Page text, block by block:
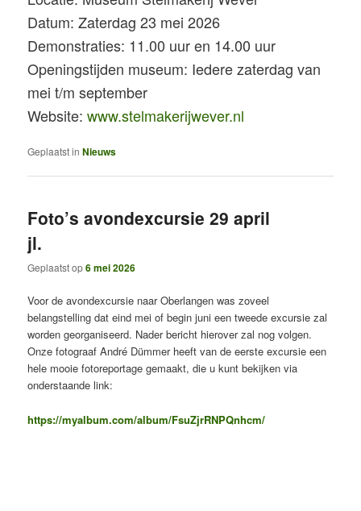
Datum: Zaterdag 23 mei 2026
Demonstraties: 11.00 uur en 14.00 uur
Openingstijden museum: Iedere zaterdag van
mei t/m september
Website:www.stelmakerijwever.nl
Geplaatst in Nieuws
Foto’s avondexcursie 29 april
jl.
Geplaatst op6 mei 2026
Voor de avondexcursie naar Oberlangen was zoveel
belangstelling dat eind mei of begin juni een tweede excursie zal
worden georganiseerd. Nader bericht hierover zal nog volgen.
Onze fotograaf André Dümmer heeft van de eerste excursie een
hele mooie fotoreportage gemaakt, die u kunt bekijken via
onderstaande link:
https://myalbum.com/album/FsuZjrRNPQnhcm/